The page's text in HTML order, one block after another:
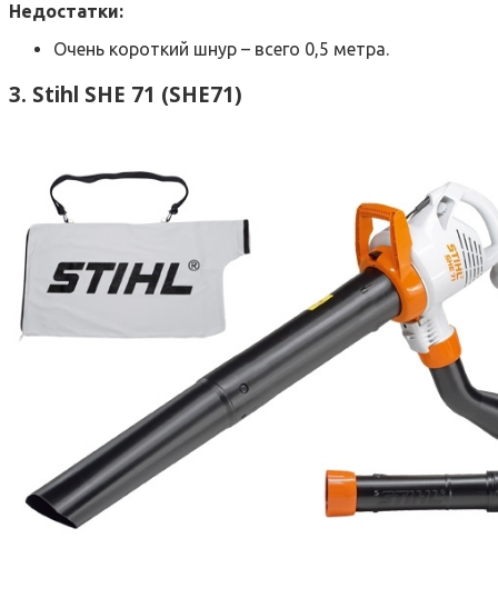
Недостатки:
Очень короткий шнур – всего 0,5 метра.
3. Stihl SHE 71 (SHE71)